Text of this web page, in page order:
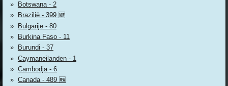
Botswana - 2
Brazilië - 399 🆕
Bulgarije - 80
Burkina Faso - 11
Burundi - 37
Caymaneilanden - 1
Cambodja - 6
Canada - 489 🆕